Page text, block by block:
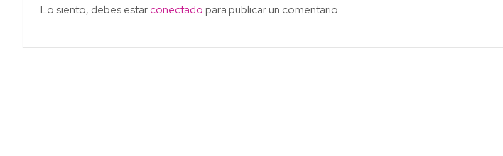
Lo siento, debes estar conectado para publicar un comentario.